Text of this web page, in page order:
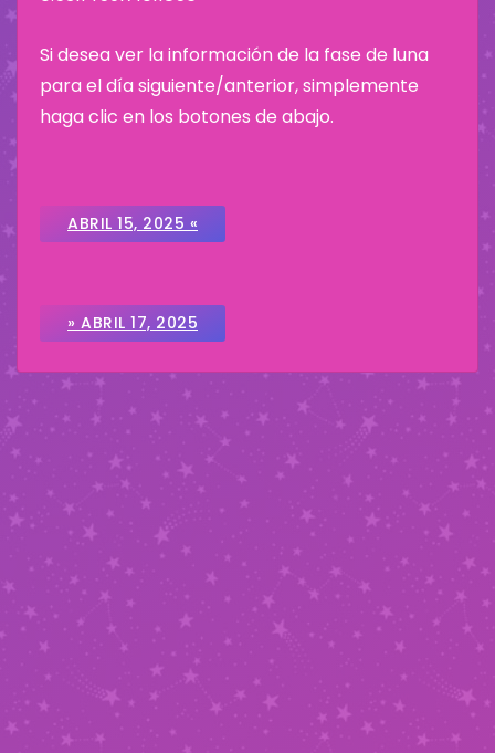
Si desea ver la información de la fase de luna
para el día siguiente/anterior, simplemente
haga clic en los botones de abajo.
ABRIL 15, 2025 «
» ABRIL 17, 2025